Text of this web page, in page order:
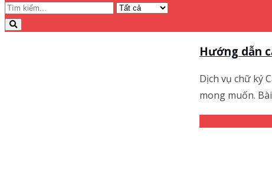
Hướng dẫn
Dịch vụ chữ ký
mong muốn.